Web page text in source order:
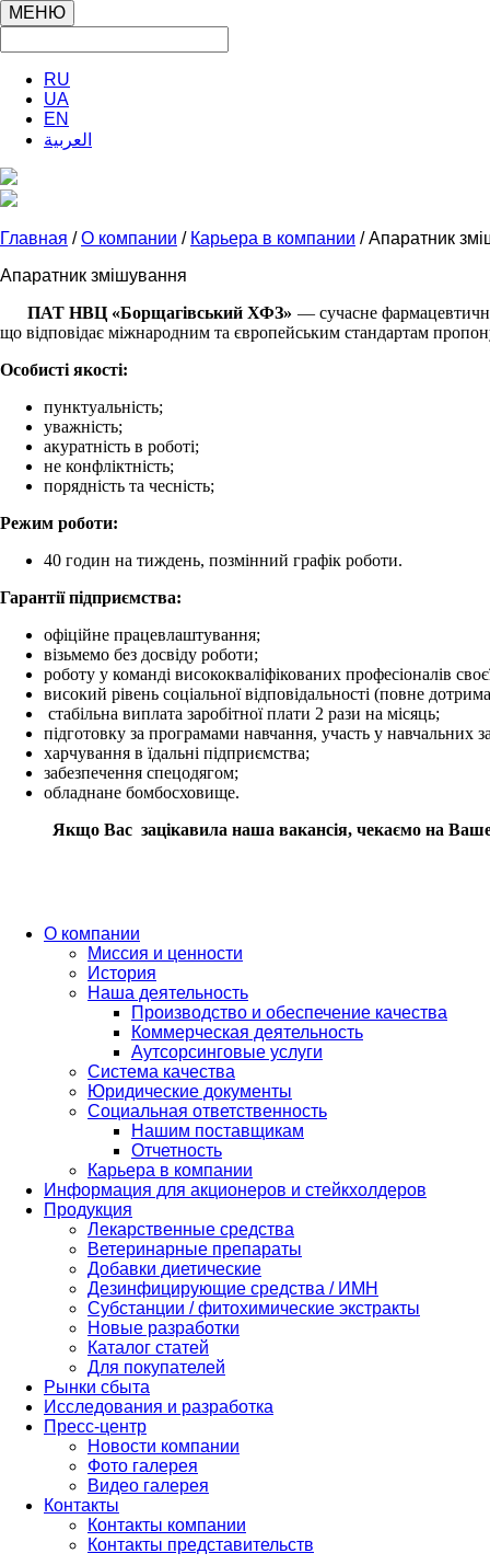
МЕНЮ
RU
UA
EN
العربية
Главная /О компании / Карьера в компании / Апаратник
Апаратник змішування
ПАТ НВЦ «Борщагівський ХФЗ» — сучасне
що відповідає міжнародним та європейським стандартам
Особисті якості:
пунктуальність;
уважність;
акуратність в роботі;
не конфліктність;
порядність та чесність;
Режим роботи:
40 годин на тиждень, позмінний графік роботи.
Гарантії підприємства:
офіційне працевлаштування;
візьмемо без досвіду роботи;
роботу у команді висококваліфікованих професіоналів
високий рівень соціальної відповідальності (повне
стабільна виплата заробітної плати 2 рази на місяць;
підготовку за програмами навчання, участь у навчальних
харчування в їдальні підприємства;
забезпечення спецодягом;
обладнане бомбосховище.
Якщо Вас зацікавила наша вакансія, чекаємо на
О компании
Миссия и ценности
История
Наша деятельность
Производство и обеспечение качества
Коммерческая деятельность
Аутсорсинговые услуги
Система качества
Юридические документы
Социальная ответственность
Нашим поставщикам
Отчетность
Карьера в компании
Информация для акционеров и стейкхолдеров
Продукция
Лекарственные средства
Ветеринарные препараты
Добавки диетические
Дезинфицирующие средства / ИМН
Субстанции / фитохимические экстракты
Новые разработки
Каталог статей
Для покупателей
Рынки сбыта
Исследования и разработка
Пресс-центр
Новости компании
Фото галерея
Видео галерея
Контакты
Контакты компании
Контакты представительств